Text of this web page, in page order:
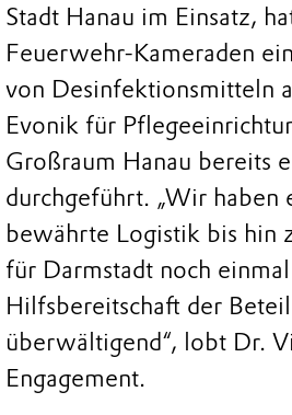
Stadt Hanau im Einsatz,
Feuerwehr-Kameraden
von Desinfektionsmitteln
Evonik für
Großraum Hanau bereits
durchgeführt. „Wir haben
bewährte Logistik bis hin
für Darmstadt noch
Hilfsbereitschaft der
überwältigend“, lobt Dr.
Engagement.